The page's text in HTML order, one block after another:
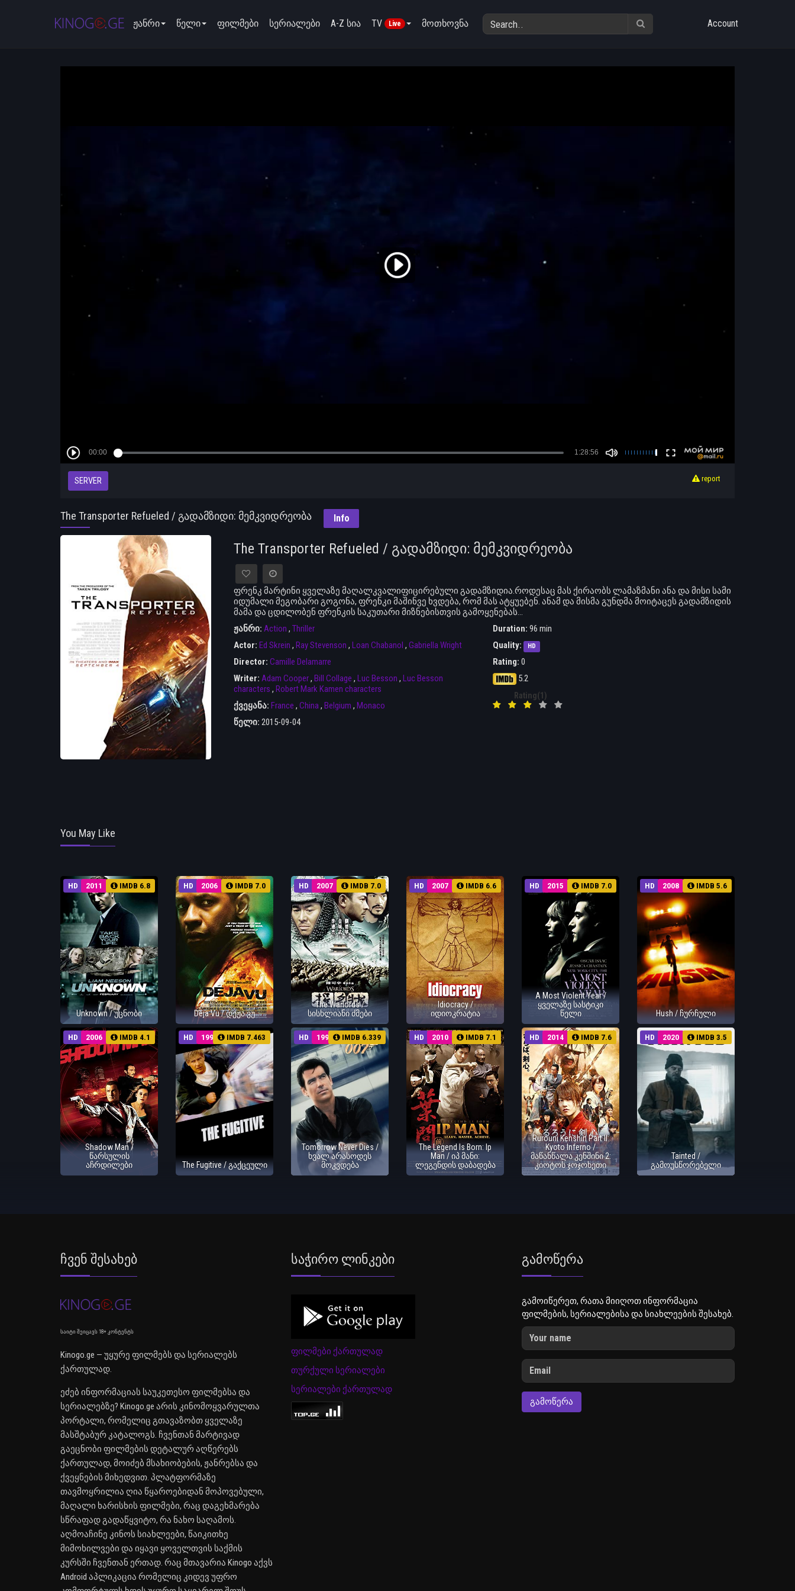
ჟანრი წელი ფილმები სერიალები A-Z სია TV Live მოთხოვნა Account
SERVER report
The Transporter Refueled / გადამზიდი: მემკვიდრეობა Info
The Transporter Refueled / გადამზიდი: მემკვიდრეობა
ფრენკ მარტინი ყველაზე მაღალკვალიფიცირებული გადამზიდია.როდესაც მას ქირაობს ლამაზმანი ანა და მისი სამი
იდუმალი მეგობარი გოგონა, ფრენკი მაშინვე ხვდება, რომ მას ატყუებენ. ანამ და მისმა გუნდმა მოიტაცეს გადამზიდის
მამა და ცდილობენ ფრენკის საკუთარი მიზნებისთვის გამოყენებას…
ჟანრი: Action , Thriller
Actor: Ed Skrein , Ray Stevenson , Loan Chabanol , Gabriella Wright
Director: Camille Delamarre
Writer: Adam Cooper, Bill Collage , Luc Besson , Luc Besson
characters , Robert Mark Kamen characters
ქვეყანა: France , China, Belgium , Monaco
წელი: 2015-09-04
Duration: 96 min
Quality:
HD
Rating: 0
5.2
Rating(1)
You May Like
HD 2011 IMDB 6.8
Unknown / უცნობი
HD 2006 IMDB 7.0
Deja Vu / დეჟა ვუ
HD 2007 IMDB 7.0
The Warlords /
სისხლიანი ძმები
HD 2007 IMDB 6.6
Idiocracy /
იდიოკრატია
HD 2015 IMDB 7.0
A Most Violent Year /
ყველაზე სასტიკი
წელი
HD 2008 IMDB 5.6
Hush / ჩურჩული
HD 2006 IMDB 4.1
Shadow Man /
წარსულის
აჩრდილები
HD 1993 IMDB 7.463
The Fugitive / გაქცეული
HD 1997 IMDB 6.339
Tomorrow Never Dies /
ხვალ არასოდეს
მოკვდება
HD 2010 IMDB 7.1
The Legend Is Born: Ip
Man / იპ მანი:
ლეგენდის დაბადება
HD 2014 IMDB 7.6
Rurouni Kenshin Part II:
Kyoto Inferno /
მაწანწალა კენშინი 2:
კიოტოს ჯოჯოხეთი
HD 2020 IMDB 3.5
Tainted /
გამოუსწორებელი
Ჩვენ Შესახებ
საიტი შეიცავს 18+ კონტენტს
Kinogo.ge — უყურე ფილმებს და სერიალებს
ქართულად.
ეძებ ინფორმაციას საუკეთესო ფილმებსა და
სერიალებზე? Kinogo.ge არის კინომოყვარულთა
პორტალი, რომელიც გთავაზობთ ყველაზე
მასშტაბურ კატალოგს. ჩვენთან მარტივად
გაეცნობი ფილმების დეტალურ აღწერებს
ქართულად, მოიძებ მსახიობების, ჟანრებსა და
ქვეყნების მიხედვით. პლატფორმაზე
თავმოყრილია ღია წყაროებიდან მოპოვებული,
მაღალი ხარისხის ფილმები, რაც დაგეხმარება
სწრაფად გადაწყვიტო, რა ნახო საღამოს.
აღმოაჩინე კინოს სიახლეები, წაიკითხე
მიმოხილვები და იყავი ყოველთვის საქმის
კურსში ჩვენთან ერთად. რაც მთავარია Kinogo აქვს
Android აპლიკაცია რომელიც კიდევ უფრო
Საჭირო Ლინკები
ფილმები ქართულად
თურქული სერიალები
სერიალები ქართულად
Გამოწერა
გამოიწერეთ, რათა მიიღოთ ინფორმაცია
ფილმების, სერიალებისა და სიახლეების შესახებ.
ᲒᲐᲛᲝᲬᲔᲠᲐ